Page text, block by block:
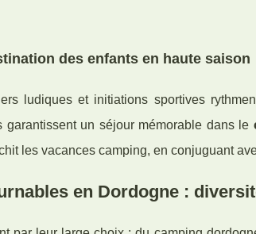
des enfants en haute saison
ludiques et initiations sportives
garantissent un séjour mémorable dans le
les vacances camping, en conjuguant
en Dordogne :